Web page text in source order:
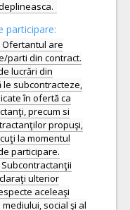
participare:
Ofertantul are
parti din contract.
lucrări din
le subcontracteze,
în ofertă ca
precum si
propuşi,
la momentul
participare.
ulterior
aceleaşi
social şi al